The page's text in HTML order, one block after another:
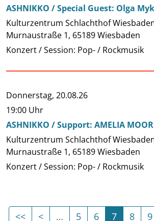
ASHNIKKO / Special Guest: Olga
Kulturzentrum Schlachthof
Murnaustraße 1, 65189 Wiesbaden
Konzert / Session: Pop- / Rockmusik
Donnerstag, 20.08.26
19:00 Uhr
ASHNIKKO / Support: AMELIA
Kulturzentrum Schlachthof
Murnaustraße 1, 65189 Wiesbaden
Konzert / Session: Pop- / Rockmusik
<<Erste Seite
<Vorherige Seite
… 5 6 7(Aktuelle
8 9